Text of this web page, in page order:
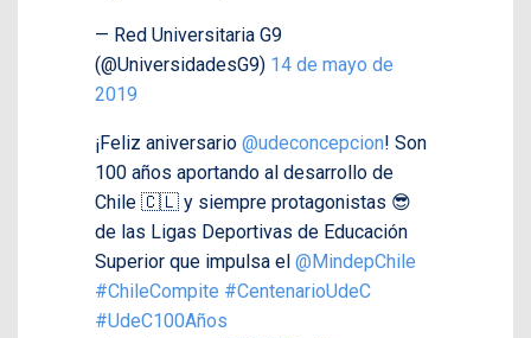
— Red Universitaria G9
(@UniversidadesG9) 14 de mayo de
2019
¡Feliz aniversario @udeconcepcion! Son
100 años aportando al desarrollo de
Chile 🇨🇱 y siempre protagonistas 😎
de las Ligas Deportivas de Educación
Superior que impulsa el @MindepChile
#ChileCompite #CentenarioUdeC
#UdeC100Años